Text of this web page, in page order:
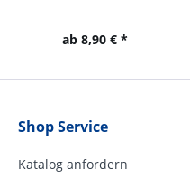
ab 8,90 € *
Shop Service
Katalog anfordern